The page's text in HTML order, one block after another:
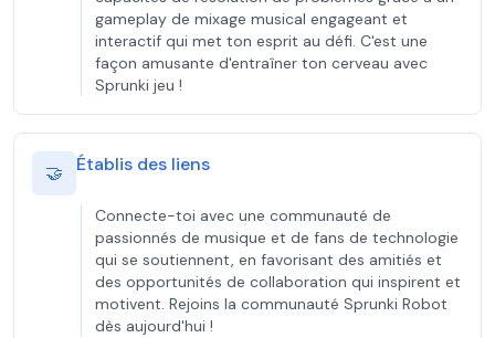
gameplay de mixage musical engageant et
interactif qui met ton esprit au défi. C'est une
façon amusante d'entraîner ton cerveau avec
Sprunki jeu !
🤝 Établis des liens
Connecte-toi avec une communauté de
passionnés de musique et de fans de technologie
qui se soutiennent, en favorisant des amitiés et
des opportunités de collaboration qui inspirent et
motivent. Rejoins la communauté Sprunki Robot
dès aujourd'hui !